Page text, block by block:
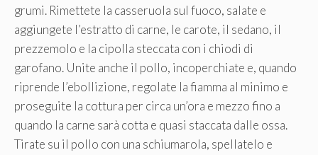
grumi. Rimettete la casseruola sul fuoco, salate e
aggiungete l’estratto di carne, le carote, il sedano, il
prezzemolo e la cipolla steccata con i chiodi di
garofano. Unite anche il pollo, incoperchiate e, quando
riprende l’ebollizione, regolate la fiamma al minimo e
proseguite la cottura per circa un’ora e mezzo fino a
quando la carne sarà cotta e quasi staccata dalle ossa.
Tirate su il pollo con una schiumarola, spellatelo e